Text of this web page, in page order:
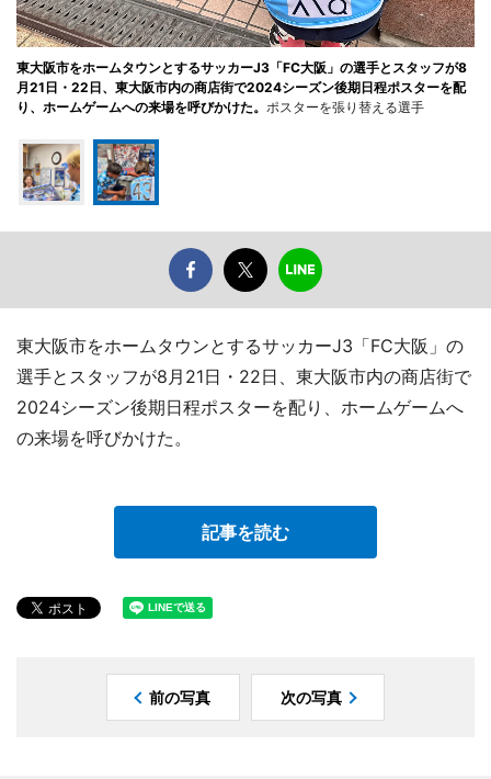
東大阪市をホームタウンとするサッカーJ3「FC大阪」の選手とスタッフが8
月21日・22日、東大阪市内の商店街で2024シーズン後期日程ポスターを配
り、ホームゲームへの来場を呼びかけた。 ポスターを張り替える選手
東大阪市をホームタウンとするサッカーJ3「FC大阪」の
選手とスタッフが8月21日・22日、東大阪市内の商店街で
2024シーズン後期日程ポスターを配り、ホームゲームへ
の来場を呼びかけた。
記事を読む
前の写真 次の写真